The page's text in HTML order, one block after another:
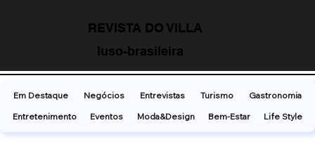
REVISTA DO VILLA
luso-brasileira
Em Destaque Negócios Entrevistas Turismo
Gastronomia
Entretenimento
Eventos Moda&Design Bem-Estar Life Style